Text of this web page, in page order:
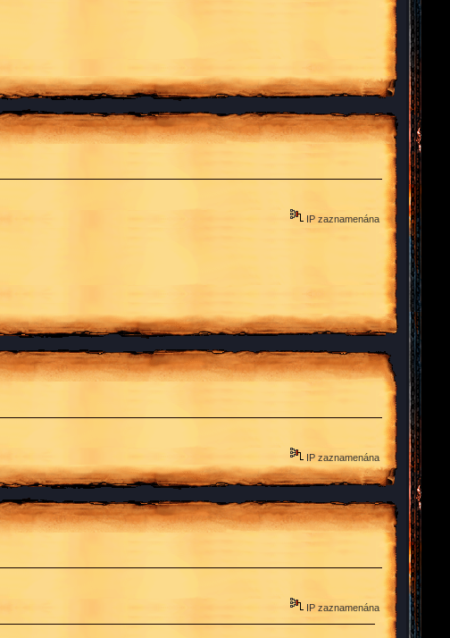
IP zaznamenána
IP zaznamenána
IP zaznamenána